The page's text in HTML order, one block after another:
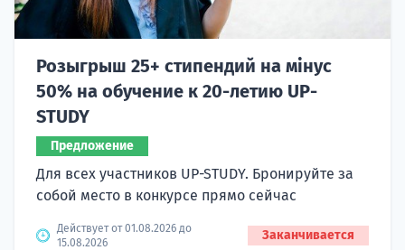
Розыгрыш 25+ стипендий на мінус
50% на обучение к 20-летию UP-
STUDY
Предложение
Для всех участников UP-STUDY. Бронируйте за
собой место в конкурсе прямо сейчас
Действует от 01.08.2026 до
15.08.2026
Заканчивается